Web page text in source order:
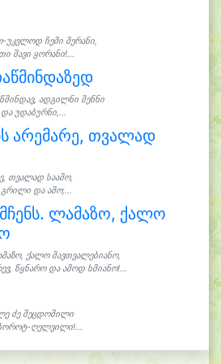
უკვლოდ ჩემი მერანი,
შავი ყორანი!...
ადგილნი შენნი
უდაბურნი,...
არემარე, თვალად
თვალად საამო,
გრილი და ამო;...
ლამაზო, ქალო
ქალო შავთვალებიანო,
წყნარო და ამოდ ხმიანო!...
ძე შეცდომილი
ბოროტ-ღელვილი!...